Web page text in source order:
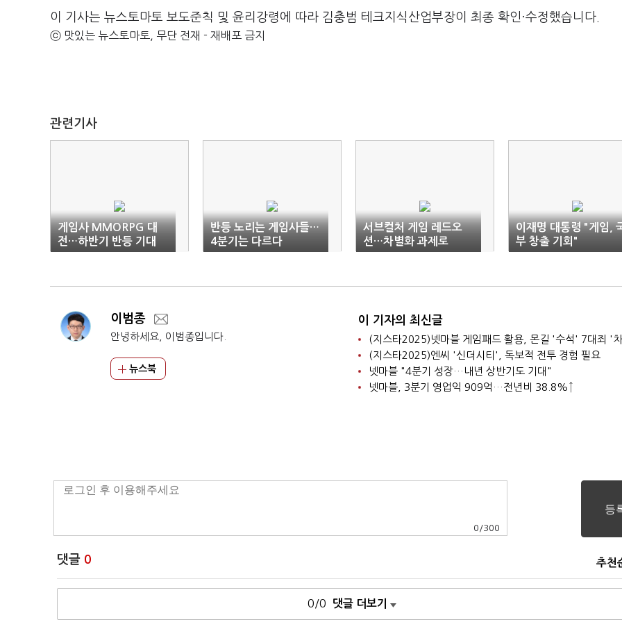
이 기사는 뉴스토마토 보도준칙 및 윤리강령에 따라 김충범 테크지식산업부장이 최종 확인·수정했습니다.
ⓒ 맛있는 뉴스토마토, 무단 전재 - 재배포 금지
관련기사
게임사 MMORPG 대
전…하반기 반등 기대
반등 노리는 게임사들…
4분기는 다르다
서브컬처 게임 레드오
션…차별화 과제로
이재명 대통령 "게임,
부 창출 기회"
이범종
안녕하세요, 이범종입니다.
뉴스북
이 기자의 최신글
(지스타2025)넷마블 게임패드 활용, 몬길 '수석' 7대죄 '
(지스타2025)엔씨 '신더시티', 독보적 전투 경험 필요
넷마블 "4분기 성장…내년 상반기도 기대"
넷마블, 3분기 영업익 909억…전년비 38.8%↑
0 /300
댓글 0 추천
0/0 댓글 더보기